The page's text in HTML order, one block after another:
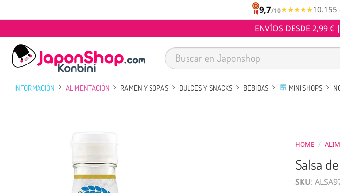
9,7/10★★★★★
★★★★★10.155
ENVÍOS DESDE 2,99 €
INFORMACIÓN ALIMENTACIÓN RAMEN Y SOPAS DULCES Y SNACKS BEBIDAS MINI SHOPS
HOME /
Salsa
SKU: